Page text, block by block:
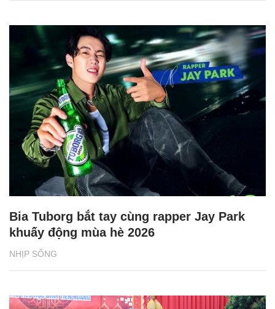
NHỊP SỐNG
Bia Tuborg bắt tay cùng rapper Jay Park
khuấy động mùa hè 2026